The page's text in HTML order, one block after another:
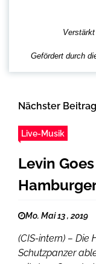
Verstärkt
Gefördert durch
Nächster Beitrag
Live-Musik
Levin
Mo. Mai 13 , 2019
(CIS-intern) – Die
Schutzpanzer